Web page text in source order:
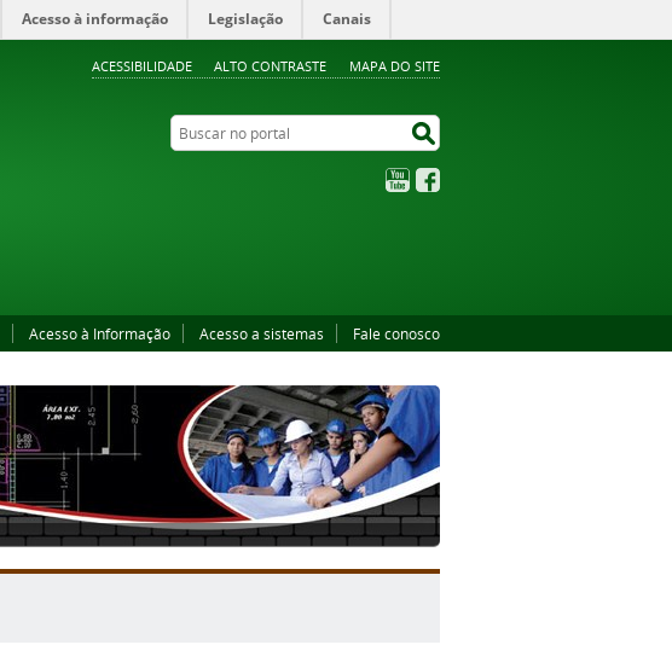
ACESSIBILIDADE ALTO CONTRASTE MAPA DO SITE
Acesso à informação Legislação Canais
Buscar no portal
YouTube
Acesso à Informação Acesso a sistemas Fale conosco